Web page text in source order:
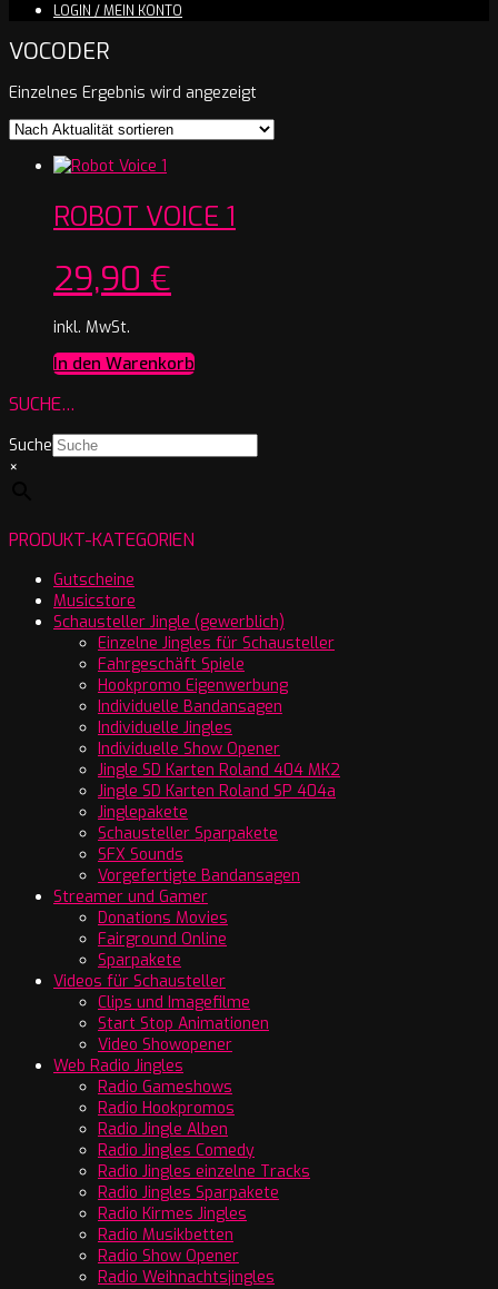
LOGIN / MEIN KONTO
VOCODER
Einzelnes Ergebnis wird angezeigt
ROBOT VOICE 1
29,90 €
inkl. MwSt.
In den Warenkorb
SUCHE…
Suche
×
PRODUKT-KATEGORIEN
Gutscheine
Musicstore
Schausteller Jingle (gewerblich)
Einzelne Jingles für Schausteller
Fahrgeschäft Spiele
Hookpromo Eigenwerbung
Individuelle Bandansagen
Individuelle Jingles
Individuelle Show Opener
Jingle SD Karten Roland 404 MK2
Jingle SD Karten Roland SP 404a
Jinglepakete
Schausteller Sparpakete
SFX Sounds
Vorgefertigte Bandansagen
Streamer und Gamer
Donations Movies
Fairground Online
Sparpakete
Videos für Schausteller
Clips und Imagefilme
Start Stop Animationen
Video Showopener
Web Radio Jingles
Radio Gameshows
Radio Hookpromos
Radio Jingle Alben
Radio Jingles Comedy
Radio Jingles einzelne Tracks
Radio Jingles Sparpakete
Radio Kirmes Jingles
Radio Musikbetten
Radio Show Opener
Radio Weihnachtsjingles